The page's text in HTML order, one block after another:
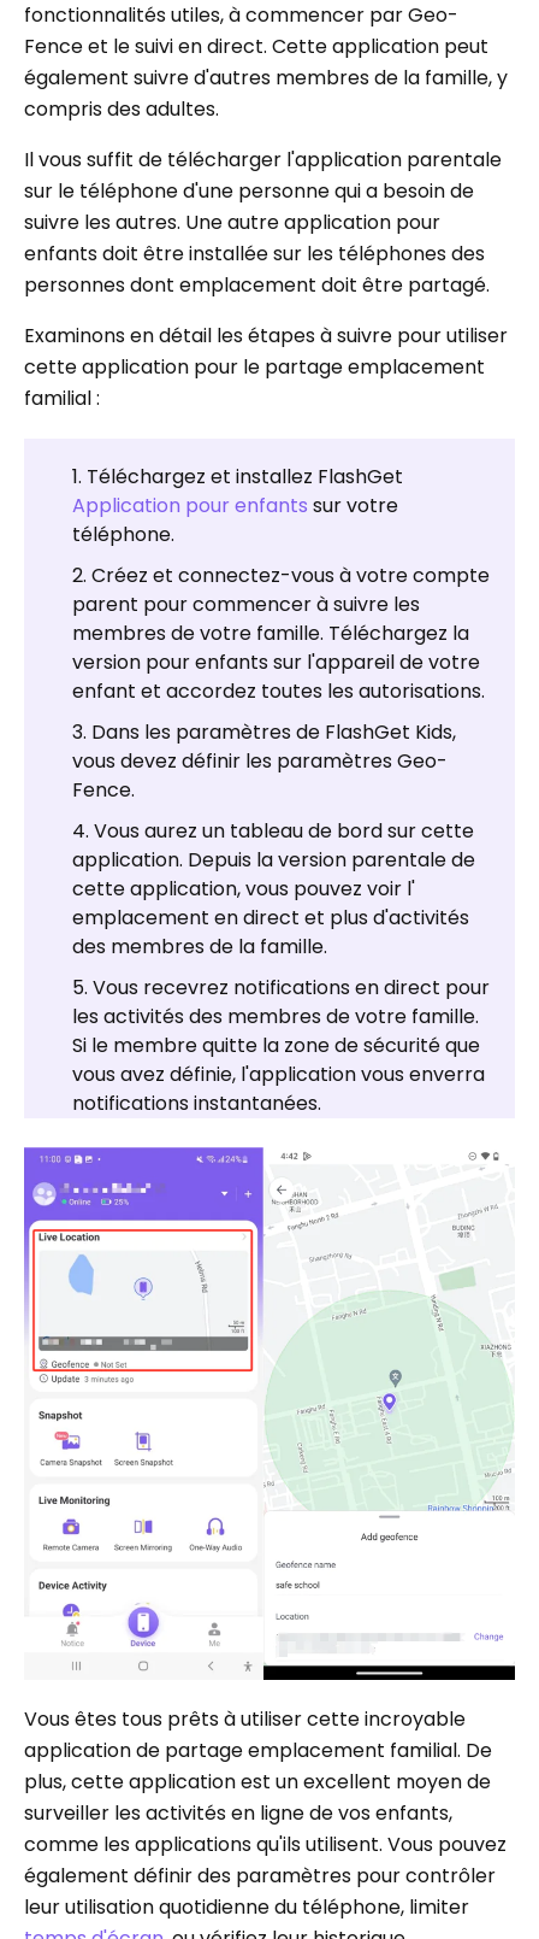
fonctionnalités utiles, à commencer par Geo-
Fence et le suivi en direct. Cette application peut
également suivre d'autres membres de la famille, y
compris des adultes.
Il vous suffit de télécharger l'application parentale
sur le téléphone d'une personne qui a besoin de
suivre les autres. Une autre application pour
enfants doit être installée sur les téléphones des
personnes dont emplacement doit être partagé.
Examinons en détail les étapes à suivre pour utiliser
cette application pour le partage emplacement
familial :
Téléchargez et installez FlashGet
Application pour enfants sur votre
téléphone.
Créez et connectez-vous à votre compte
parent pour commencer à suivre les
membres de votre famille. Téléchargez la
version pour enfants sur l'appareil de votre
enfant et accordez toutes les autorisations.
Dans les paramètres de FlashGet Kids,
vous devez définir les paramètres Geo-
Fence.
Vous aurez un tableau de bord sur cette
application. Depuis la version parentale de
cette application, vous pouvez voir l'
emplacement en direct et plus d'activités
des membres de la famille.
Vous recevrez notifications en direct pour
les activités des membres de votre famille.
Si le membre quitte la zone de sécurité que
vous avez définie, l'application vous enverra
notifications instantanées.
Vous êtes tous prêts à utiliser cette incroyable
application de partage emplacement familial. De
plus, cette application est un excellent moyen de
surveiller les activités en ligne de vos enfants,
comme les applications qu'ils utilisent. Vous pouvez
également définir des paramètres pour contrôler
leur utilisation quotidienne du téléphone, limiter